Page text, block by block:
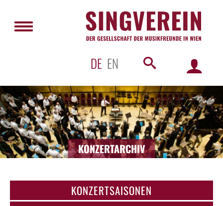
DE EN
KONZERTARCHIV
KONZERTSAISONEN